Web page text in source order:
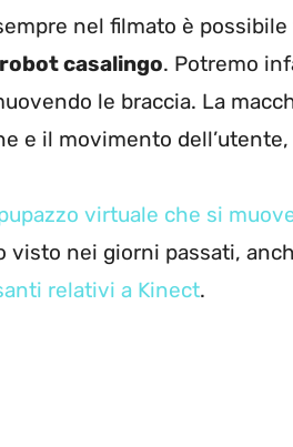
nel filmato è possibile
robot casalingo. Potremo
le braccia. La
e il movimento
virtuale che si
visto nei giorni passati,
relativi a Kinect.